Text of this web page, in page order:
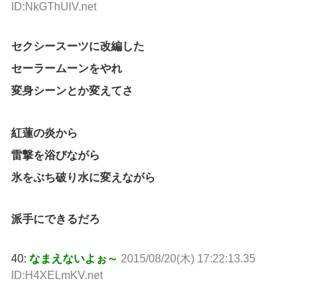
ID:NkGThUlV.net
セクシースーツに改編した
セーラームーンをやれ
変身シーンとか変えてさ
紅蓮の炎から
雷撃を浴びながら
氷をぶち破り水に変えながら
派手にできるだろ
40: なまえないよぉ～ 2015/08/20(木) 17:22:13.35
ID:H4XELmKV.net